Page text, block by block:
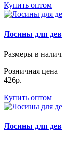
Купить оптом
Лосины для
Размеры в
Розничная цена
426р.
Купить оптом
Лосины для